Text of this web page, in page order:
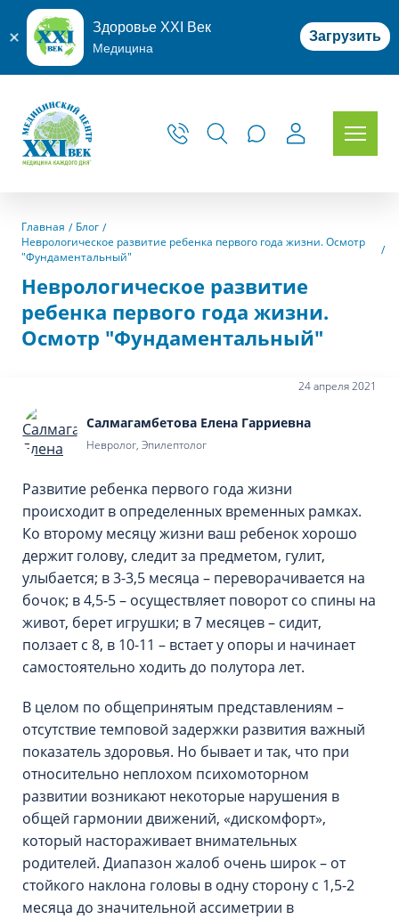
Здоровье XXI Век
Медицина
Загрузить
Главная
Блог
Неврологическое развитие ребенка первого года жизни. Осмотр
"Фундаментальный"
Неврологическое развитие
ребенка первого года жизни.
Осмотр "Фундаментальный"
Салмагамбетова Елена Гарриевна
Невролог, Эпилептолог
24 апреля 2021
Развитие ребенка первого года жизни
происходит в определенных временных рамках.
Ко второму месяцу жизни ваш ребенок хорошо
держит голову, следит за предметом, гулит,
улыбается; в 3-3,5 месяца – переворачивается на
бочок; в 4,5-5 – осуществляет поворот со спины на
живот, берет игрушки; в 7 месяцев – сидит,
ползает с 8, в 10-11 – встает у опоры и начинает
самостоятельно ходить до полутора лет.
В целом по общепринятым представлениям –
отсутствие темповой задержки развития важный
показатель здоровья. Но бывает и так, что при
относительно неплохом психомоторном
развитии возникают некоторые нарушения в
общей гармонии движений, «дискомфорт»,
который настораживает внимательных
родителей. Диапазон жалоб очень широк – от
стойкого наклона головы в одну сторону с 1,5-2
месяца до значительной ассиметрии в